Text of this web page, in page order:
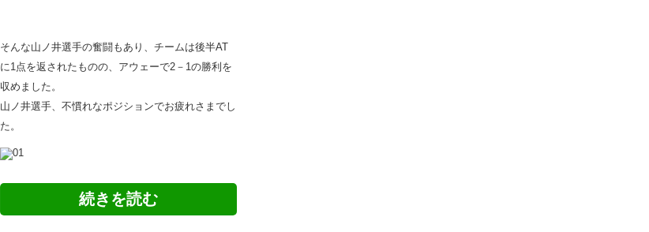
そんな山ノ井選手の奮闘もあり、チームは後半AT
に1点を返されたものの、アウェーで2－1の勝利を
収めました。
山ノ井選手、不慣れなポジションでお疲れさまでし
た。